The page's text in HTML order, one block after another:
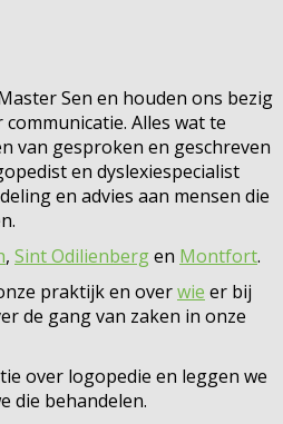
Sen en houden ons bezig
Alles wat te
van gesproken en geschreven
en dyslexiespecialist
en advies aan mensen die
, Sint Odilienbergen Montfort.
praktijk en overwie er bij
de gang van zaken in onze
over logopedie en leggen we
die behandelen.